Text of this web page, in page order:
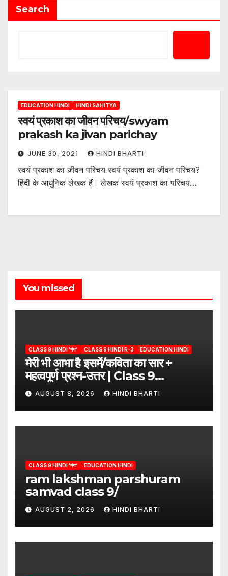
Search
EDUCATION HINDI HINDI SAHITYA
स्वयं प्रकाश का जीवन परिचय/swyam
prakash ka jivan parichay
JUNE 30, 2021 HINDI BHARTI
स्वयं प्रकाश का जीवन परिचय स्वयं प्रकाश का जीवन परिचय?
हिंदी के आधुनिक लेखक हैं। लेखक स्वयं प्रकाश का परिचय…
You missed
CLASS 9 HINDI 'गंगा' CLASS 9 HINDI R-3 EDUCATION HINDI
मेरी भी आभा है इसमें/कविता का सार +
महत्वपूर्ण प्रश्न-उत्तर | Class 9
Hindi”/meri bhi abha hai isme
question answers
AUGUST 8, 2026 HINDI BHARTI
CLASS 9 HINDI 'गंगा' EDUCATION HINDI
ram lakshman parshuram
samvad class 9/
AUGUST 2, 2026 HINDI BHARTI